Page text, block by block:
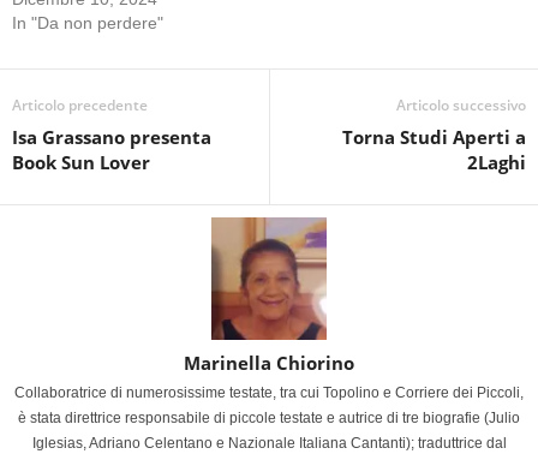
In "Da non perdere"
Articolo precedente
Isa Grassano presenta
Book Sun Lover
Articolo successivo
Torna Studi Aperti a
2Laghi
Marinella Chiorino
Collaboratrice di numerosissime testate, tra cui Topolino e Corriere dei Piccoli,
è stata direttrice responsabile di piccole testate e autrice di tre biografie (Julio
Iglesias, Adriano Celentano e Nazionale Italiana Cantanti); traduttrice dal